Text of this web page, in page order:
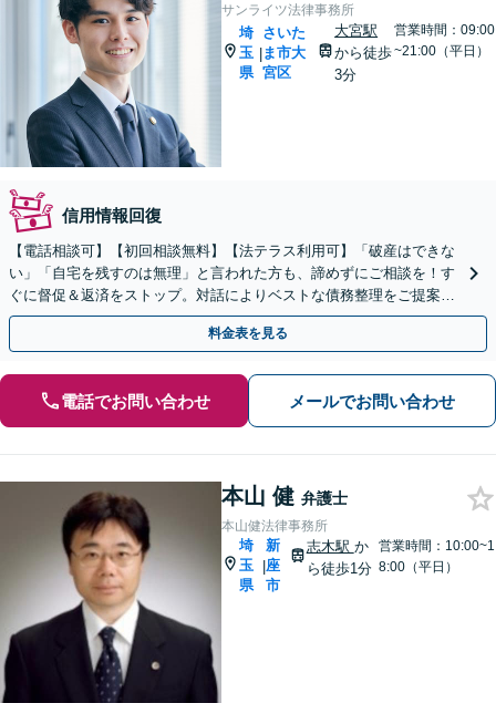
サンライツ法律事務所
埼
玉
県
|
さいた
ま市大
宮区
大宮駅
から徒歩
3分
営業時間：09:00
~21:00（平日）
信用情報回復
【電話相談可】【初回相談無料】【法テラス利用可】「破産はできな
い」「自宅を残すのは無理」と言われた方も、諦めずにご相談を！す
ぐに督促＆返済をストップ。対話によりベストな債務整理をご提案し
ます。法人破産も実績多数【完全個室】【大宮駅3分】
料金表を見る
電話でお問い合わせ メールでお問い合わせ
本山 健 弁護士
本山健法律事務所
埼
玉
県
|
新
座
市
志木駅 か
ら徒歩1分
営業時間：10:00~1
8:00（平日）